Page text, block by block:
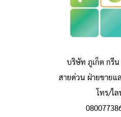
บริษัท ภูเก็ต กรี
สายด่วน ฝ่ายขายแ
โทร/ไล